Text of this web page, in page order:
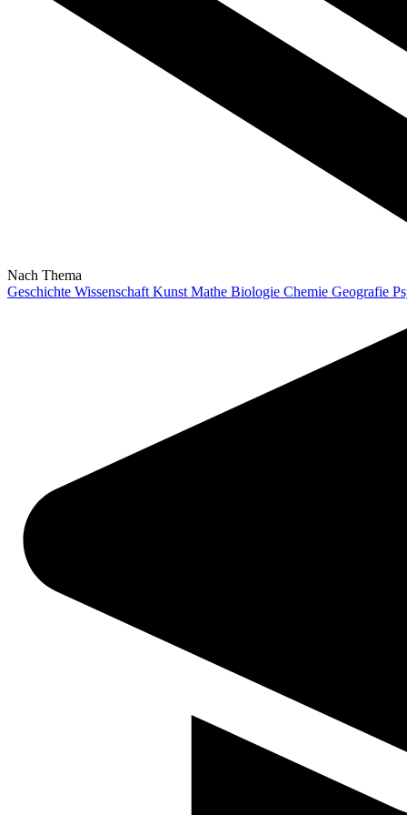
Nach Thema
Geschichte Wissenschaft Kunst Mathe Biologie Chemie Geografie